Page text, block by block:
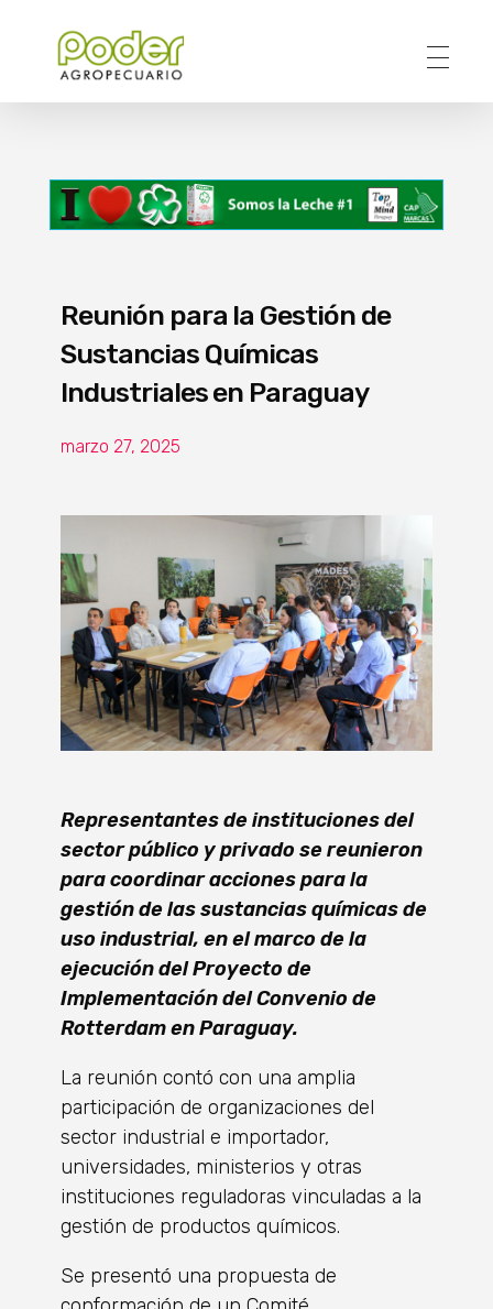
Reunión para la Gestión de
Sustancias Químicas
Industriales en Paraguay
marzo 27, 2025
Representantes de instituciones del
sector público y privado se reunieron
para coordinar acciones para la
gestión de las sustancias químicas de
uso industrial, en el marco de la
ejecución del Proyecto de
Implementación del Convenio de
Rotterdam en Paraguay.
La reunión contó con una amplia
participación de organizaciones del
sector industrial e importador,
universidades, ministerios y otras
instituciones reguladoras vinculadas a la
gestión de productos químicos.
Se presentó una propuesta de